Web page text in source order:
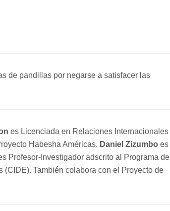
de pandillas por negarse a satisfacer las
es Licenciada en Relaciones Internacionales
Habesha Américas. Daniel Zizumbo es
Profesor-Investigador adscrito al Programa de
También colabora con el Proyecto de